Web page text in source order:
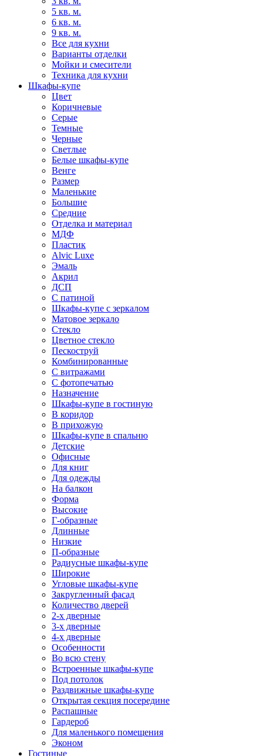
5 кв. м.
6 кв. м.
9 кв. м.
Все для кухни
Варианты отделки
Мойки и смесители
Техника для кухни
Шкафы-купе
Цвет
Коричневые
Серые
Темные
Черные
Светлые
Белые шкафы-купе
Венге
Размер
Маленькие
Большие
Средние
Отделка и материал
МДФ
Пластик
Alvic Luxe
Эмаль
Акрил
ДСП
С патиной
Шкафы-купе с зеркалом
Матовое зеркало
Стекло
Цветное стекло
Пескоструй
Комбинированные
С витражами
С фотопечатью
Назначение
Шкафы-купе в гостиную
В коридор
В прихожую
Шкафы-купе в спальню
Детские
Офисные
Для книг
Для одежды
На балкон
Форма
Высокие
Г-образные
Длинные
Низкие
П-образные
Радиусные шкафы-купе
Широкие
Угловые шкафы-купе
Закругленный фасад
Количество дверей
2-х дверные
3-х дверные
4-х дверные
Особенности
Во всю стену
Встроенные шкафы-купе
Под потолок
Раздвижные шкафы-купе
Открытая секция посередине
Распашные
Гардероб
Для маленького помещения
Эконом
Гостиные